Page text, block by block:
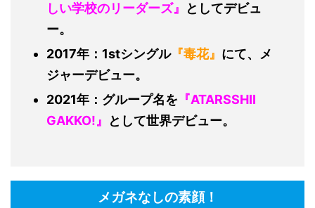
しい学校のリーダーズ』
としてデビュ
ー。
2017年：1stシングル『毒花』 にて、メ
ジャーデビュー。
2021年：グループ名を 『ATARSSHII
GAKKO!』
として世界デビュー。
メガネなしの素顔！